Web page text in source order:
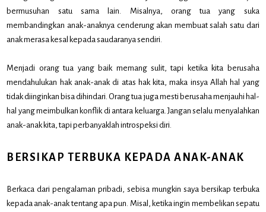
bermusuhan satu sama lain. Misalnya, orang tua yang suka
membandingkan anak-anaknya cenderung akan membuat salah satu dari
anak merasa kesal kepada saudaranya sendiri.
Menjadi orang tua yang baik memang sulit, tapi ketika kita berusaha
mendahulukan hak anak-anak di atas hak kita, maka insya Allah hal yang
tidak diinginkan bisa dihindari. Orang tua juga mesti berusaha menjauhi hal-
hal yang meimbulkan konflik di antara keluarga. Jangan selalu menyalahkan
anak-anak kita, tapi perbanyaklah introspeksi diri.
BERSIKAP TERBUKA KEPADA ANAK-ANAK
Berkaca dari pengalaman pribadi, sebisa mungkin saya bersikap terbuka
kepada anak-anak tentang apa pun. Misal, ketika ingin membelikan sepatu